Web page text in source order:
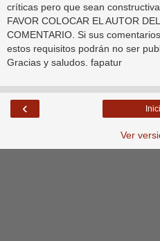
críticas pero que sean
FAVOR COLOCAR EL AUTOR DEL
COMENTARIO. Si sus
estos requisitos podrán no ser
Gracias y saludos. fapatur
‹
Ver